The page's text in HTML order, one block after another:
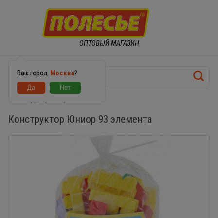
ОПТОВЫЙ МАГАЗИН
Ваш город Москва?
Конструктор Юниор 93 элемента